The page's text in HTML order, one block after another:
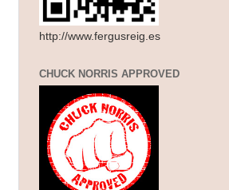
http://www.fergusreig.es
CHUCK NORRIS APPROVED